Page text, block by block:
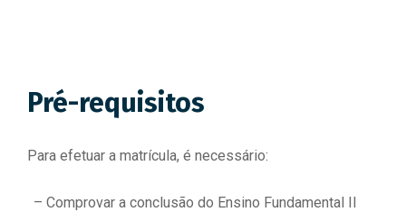
Pré-requisitos
Para efetuar a matrícula, é necessário:
– Comprovar a conclusão do Ensino Fundamental II